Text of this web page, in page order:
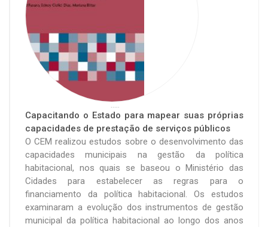
Capacitando o Estado para mapear suas próprias
capacidades de prestação de serviços públicos
O CEM realizou estudos sobre o desenvolvimento das
capacidades municipais na gestão da política
habitacional, nos quais se baseou o Ministério das
Cidades para estabelecer as regras para o
financiamento da política habitacional. Os estudos
examinaram a evolução dos instrumentos de gestão
municipal da política habitacional ao longo dos anos